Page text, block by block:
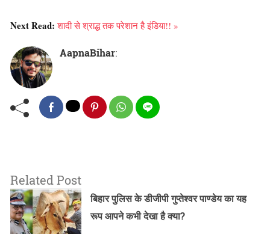
Next Read:शादी से श्राद्ध तक परेशान है इंडिया!! »
AapnaBihar:
Related Post
बिहार पुलिस के डीजीपी गुप्तेश्वर पाण्डेय का यह
रूप आपने कभी देखा है क्या?